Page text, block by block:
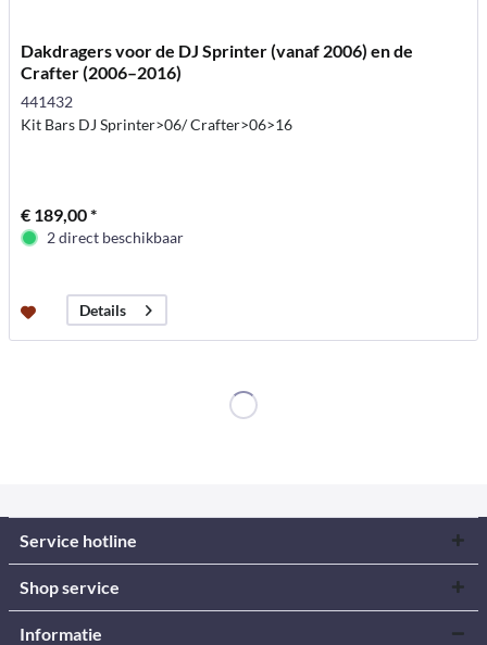
Dakdragers voor de DJ Sprinter (vanaf 2006) en de
Crafter (2006–2016)
441432
Kit Bars DJ Sprinter>06/ Crafter>06>16
€ 189,00 *
2 direct beschikbaar
Details
Service hotline
Shop service
Informatie